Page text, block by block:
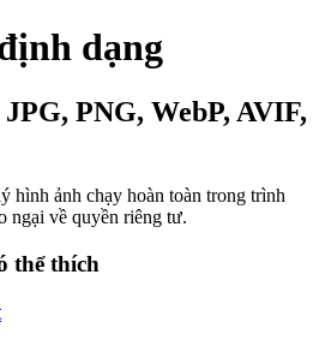
dạng
PNG, WebP, AVIF,
hình ảnh chạy hoàn toàn trong trình
ngại về quyền riêng tư.
thể thích